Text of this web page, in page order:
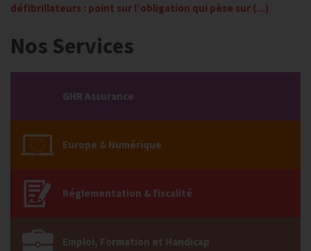
défibrillateurs : point sur l’obligation qui pèse sur (...)
Nos Services
GHR Assurance
Europe & Numérique
Réglementation & fiscalité
Emploi, Formation et Handicap